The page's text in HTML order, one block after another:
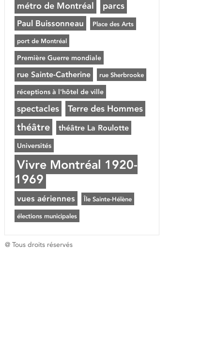
métro de Montréal parcs
Paul Buissonneau Place des Arts
port de Montréal
Première Guerre mondiale
rue Sainte-Catherine rue Sherbrooke
réceptions à l'hôtel de ville
spectacles Terre des Hommes
théâtre théâtre La Roulotte
Universités
Vivre Montréal 1920-
1969
vues aériennes Île Sainte-Hélène
élections municipales
@ Tous droits réservés